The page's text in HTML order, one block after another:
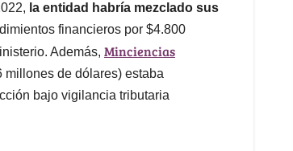
la entidad habría mezclado sus
financieros por $4.800
Además, Minciencias
millones de dólares) estaba
bajo vigilancia tributaria